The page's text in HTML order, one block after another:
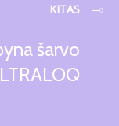
KITAS
šarvo